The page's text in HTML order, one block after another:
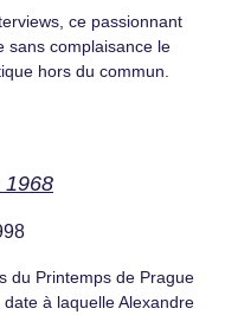
ce passionnant
sans complaisance le
hors du commun.
1968
du Printemps de Prague
à laquelle Alexandre